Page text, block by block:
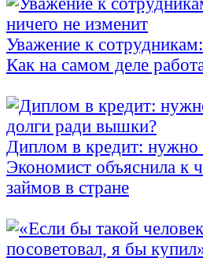
Уважение к
Как на самом деле
Диплом в кредит: нужно
Экономист объяснила к
займов в стране